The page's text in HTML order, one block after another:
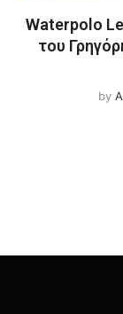
Waterpolo
του
by